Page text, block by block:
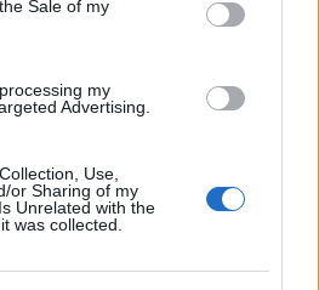
Sale of my
my
Advertising.
Use,
or Sharing of my
Unrelated with the
was collected.